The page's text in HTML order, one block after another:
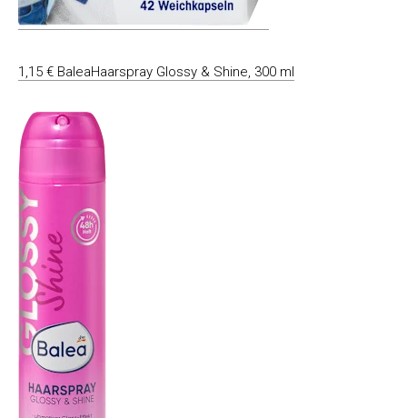
1,15 € BaleaHaarspray Glossy & Shine, 300 ml